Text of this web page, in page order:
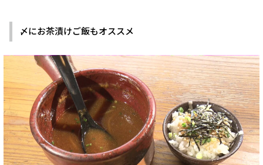
〆にお茶漬けご飯もオススメ